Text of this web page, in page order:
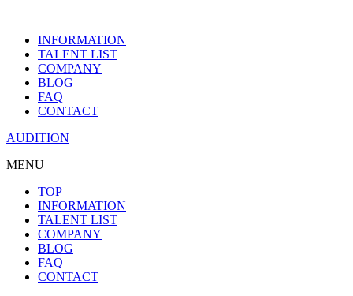
INFORMATION
TALENT LIST
COMPANY
BLOG
FAQ
CONTACT
AUDITION
MENU
TOP
INFORMATION
TALENT LIST
COMPANY
BLOG
FAQ
CONTACT